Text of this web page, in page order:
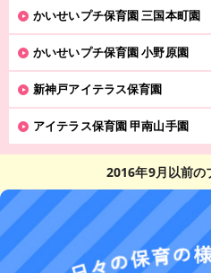
かいせいプチ保育園 三国本町園
かいせいプチ保育園 小野原園
新神戸アイテラス保育園
アイテラス保育園 甲南山手園
2016年9月以前の